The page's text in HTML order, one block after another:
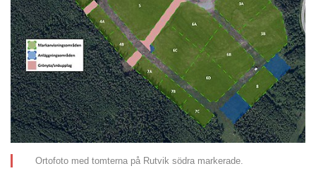
Ortofoto med tomterna på Rutvik södra markerade.